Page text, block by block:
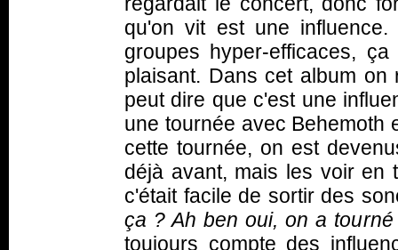
qu'on vit est une
groupes hyper-efficaces,
plaisant. Dans cet album
peut dire que c'est une
une tournée avec Behemoth
cette tournée, on est
déjà avant, mais les voir en
c'était facile de sortir des
ça ? Ah ben oui, on a
toujours compte des